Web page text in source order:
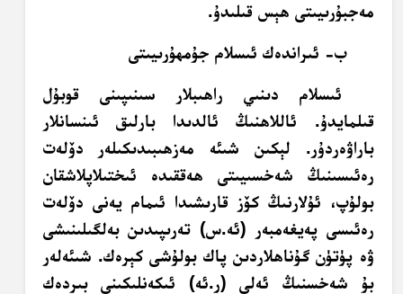
مەجبۇرىيىتى ھېس قىلىدۇ.
ب- ئىراندەك ئىسلام جۇمھۇرىيىتى
ئىسلام دىنىي راھىبلار سىنىپىنى قوبۇل
قىلمايدۇ. ئاللاھنىڭ ئالدىدا بارلىق ئىنسانلار
باراۋەردۇر. لېكىن شىئە مەزھىبىدىكىلەر دۆلەت
رەئىسىنىڭ شەخسىيىتى ھەققىدە ئىختىلاپلاشقان
بولۇپ، ئۇلارنىڭ كۆز قارىشىدا ئىمام يەنى دۆلەت
رەئىسى پەيغەمبەر (ئە.س) تەرىپىدىن بەلگىلىنىشى
ۋە پۈتۈن گۇناھلاردىن پاك بولۇشى كېرەك. شىئەلەر
بۇ شەخسنىڭ ئەلى (ر.ئە) ئىكەنلىكىنى بىردەك